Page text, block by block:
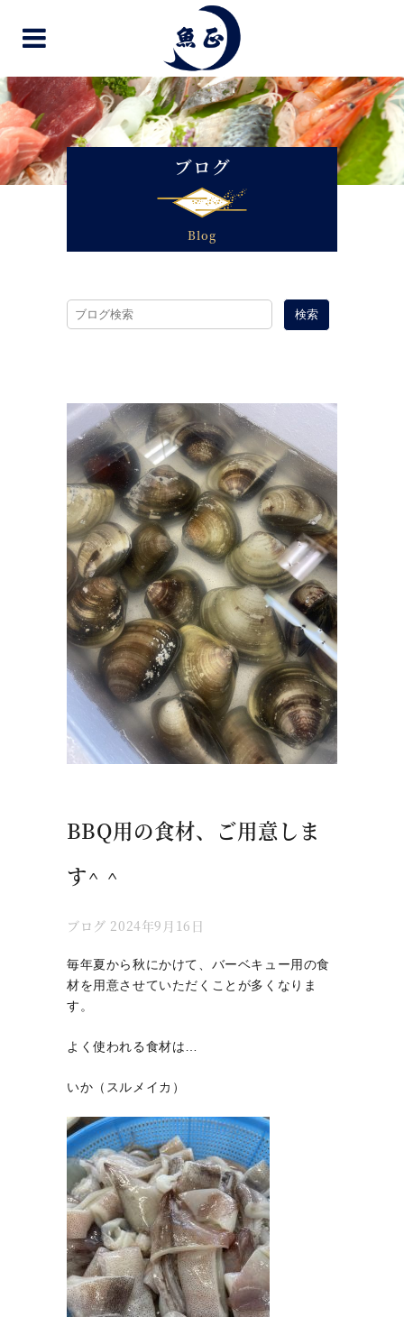
ブログ
Blog
検索
BBQ用の食材、ご用意しま
す^ ^
ブログ 2024年9月16日
毎年夏から秋にかけて、バーベキュー用の食
材を用意させていただくことが多くなりま
す。
よく使われる食材は…
いか（スルメイカ）